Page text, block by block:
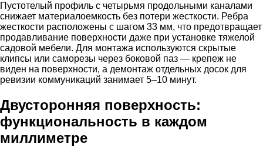
Пустотелый профиль с четырьмя продольными каналами
снижает материалоемкость без потери жесткости. Ребра
жесткости расположены с шагом 33 мм, что предотвращает
продавливание поверхности даже при установке тяжелой
садовой мебели. Для монтажа используются скрытые
клипсы или саморезы через боковой паз — крепеж не
виден на поверхности, а демонтаж отдельных досок для
ревизии коммуникаций занимает 5–10 минут.
Двусторонняя поверхность:
функциональность в каждом
миллиметре